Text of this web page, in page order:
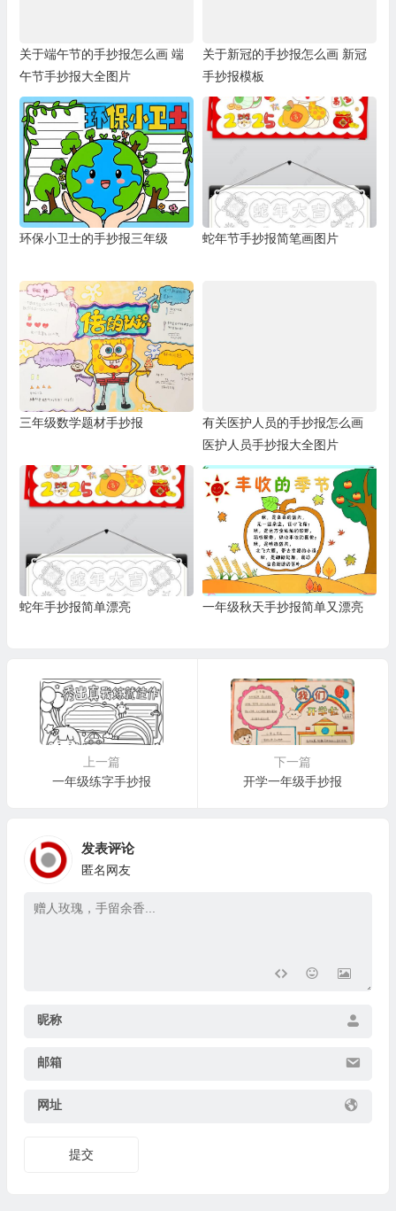
关于端午节的手抄报怎么画 端
午节手抄报大全图片
关于新冠的手抄报怎么画 新冠
手抄报模板
环保小卫士的手抄报三年级 蛇年节手抄报简笔画图片
三年级数学题材手抄报
有关医护人员的手抄报怎么画
医护人员手抄报大全图片
蛇年手抄报简单漂亮 一年级秋天手抄报简单又漂亮
上一篇
一年级练字手抄报
下一篇
开学一年级手抄报
发表评论
匿名网友
昵称
邮箱
网址
提交